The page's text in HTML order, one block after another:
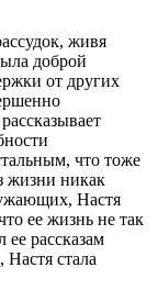
живя
доброй
от других
что тоже
жизни никак
Настя
ее жизнь не так
рассказам
Настя стала